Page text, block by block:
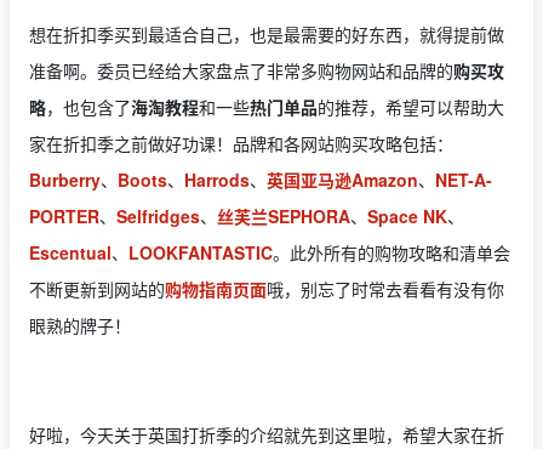
想在折扣季买到最适合自己，也是最需要的好东西，就得提前做
准备啊。委员已经给大家盘点了非常多购物网站和品牌的购买攻
略，也包含了海淘教程和一些热门单品的推荐，希望可以帮助大
家在折扣季之前做好功课！品牌和各网站购买攻略包括：
Burberry、 Boots、 Harrods、 英国亚马逊Amazon、 NET-A-
PORTER、 Selfridges、 丝芙兰SEPHORA、 Space NK、
Escentual、 LOOKFANTASTIC。此外所有的购物攻略和清单会
不断更新到网站的购物指南页面哦，别忘了时常去看看有没有你
眼熟的牌子！
好啦，今天关于英国打折季的介绍就先到这里啦，希望大家在折